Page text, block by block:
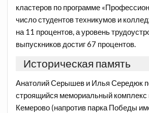
кластеров по программе
число студентов техникумов и
на 11 процентов, а уровень
выпускников достиг 67 процентов.
Историческая память
Анатолий Серышев и Илья Середюк
строящийся мемориальный комплекс
Кемерово (напротив парка Победы